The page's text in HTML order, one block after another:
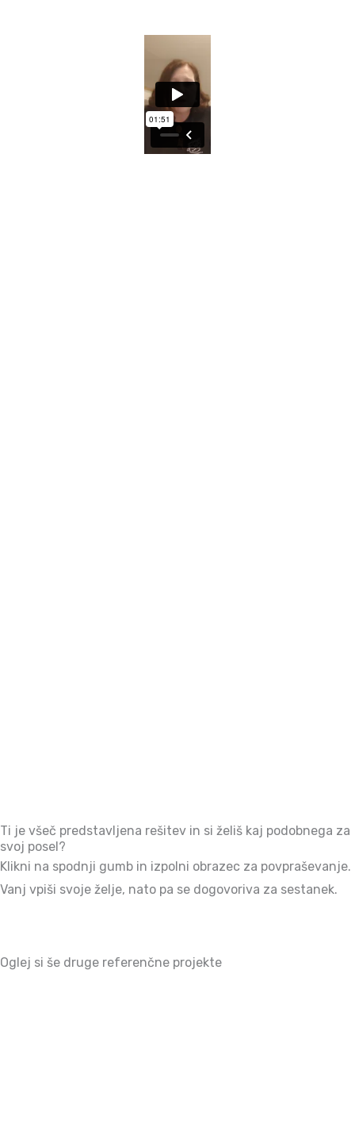
Ti je všeč predstavljena rešitev in si želiš kaj podobnega za
svoj posel?
Klikni na spodnji gumb in izpolni obrazec za povpraševanje.
Vanj vpiši svoje želje, nato pa se dogovoriva za sestanek.
Oglej si še druge referenčne projekte